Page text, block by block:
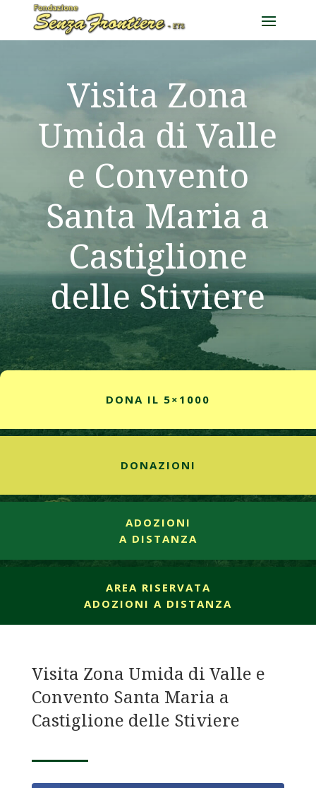
Visita Zona
Umida di Valle
e Convento
Santa Maria a
Castiglione
delle Stiviere
DONA IL 5×1000
DONAZIONI
ADOZIONI
A DISTANZA
AREA RISERVATA
ADOZIONI A DISTANZA
Visita Zona Umida di Valle e
Convento Santa Maria a
Castiglione delle Stiviere